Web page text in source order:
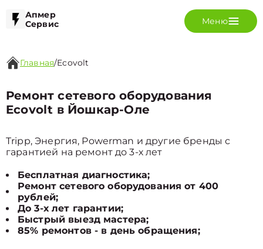
Апмер
Сервис
Меню
Главная/Ecovolt
Ремонт сетевого оборудования
Ecovolt в Йошкар-Оле
Tripp, Энергия, Powerman и другие бренды с
гарантией на ремонт до 3-х лет
Бесплатная диагностика;
Ремонт сетевого оборудования от 400
рублей;
До 3-х лет гарантии;
Быстрый выезд мастера;
85% ремонтов - в день обращения;